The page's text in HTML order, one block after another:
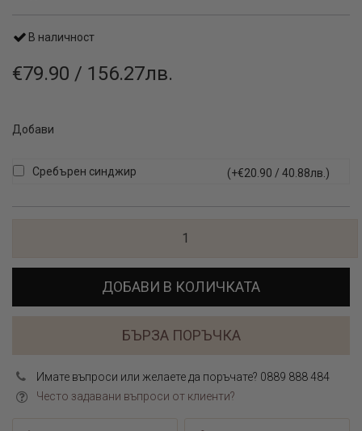
В наличност
€79.90 / 156.27лв.
Добави
Сребърен синджир (+€20.90 / 40.88лв.)
ДОБАВИ В КОЛИЧКАТА
БЪРЗА ПОРЪЧКА
Имате въпроси или желаете да поръчате? 0889 888 484
Често задавани въпроси от клиенти?